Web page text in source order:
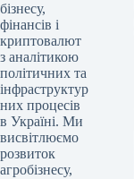
бізнесу,
фінансів і
криптовалют
з аналітикою
політичних та
інфраструктур
них процесів
в Україні. Ми
висвітлюємо
розвиток
агробізнесу,